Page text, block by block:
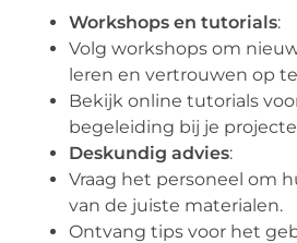
Workshops en tutorials:
Volg workshops om
leren en vertrouwen op
Bekijk online tutorials
begeleiding bij je
Deskundig advies:
Vraag het personeel om
van de juiste materialen.
Ontvang tips voor het